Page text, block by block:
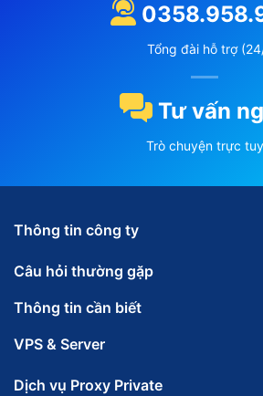
Tổng đài hỗ trợ
Tư vấn
Trò chuyện trực
Thông tin công ty
Câu hỏi thường gặp
Thông tin cần biết
VPS & Server
Dịch vụ Proxy Private